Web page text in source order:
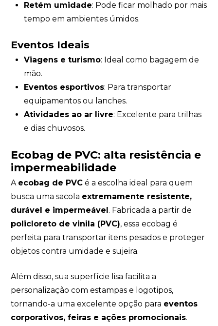
Retém umidade: Pode ficar molhado por mais
tempo em ambientes úmidos.
Eventos Ideais
Viagens e turismo: Ideal como bagagem de
mão.
Eventos esportivos: Para transportar
equipamentos ou lanches.
Atividades ao ar livre: Excelente para trilhas
e dias chuvosos.
Ecobag de PVC: alta resistência e
impermeabilidade
A ecobag de PVC é a escolha ideal para quem
busca uma sacola extremamente resistente,
durável e impermeável. Fabricada a partir de
policloreto de vinila (PVC), essa ecobag é
perfeita para transportar itens pesados e proteger
objetos contra umidade e sujeira.
Além disso, sua superfície lisa facilita a
personalização com estampas e logotipos,
tornando-a uma excelente opção para eventos
corporativos, feiras e ações promocionais.